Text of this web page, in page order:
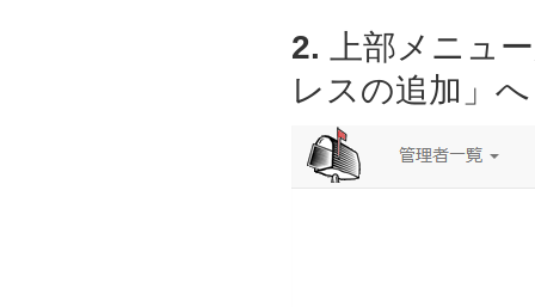
2. 上部メニュ
レスの追加」